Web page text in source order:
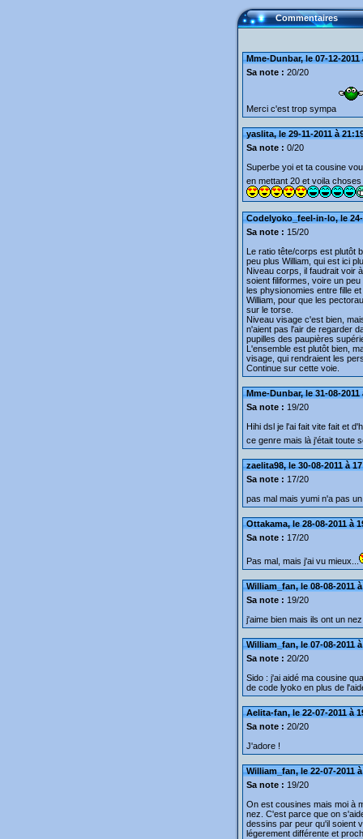
Commentaires
Mme-Dunbar, le 07-12-2011
Sa note : 20/20
Merci c'est trop sympa
yaslita, le 29-11-2011 à
Sa note : 0/20
Superbe yoi et ta cousine
en mettant 20 et voila
Codelyoko_feel-in-lo, le 24-
Sa note : 15/20
Le ratio tête/corps est plutôt
peu plus William, qui est ici
Niveau corps, il faudrait voir
soient filiformes, voire un
les physionomies entre fille
William, pour que les
sur le torse.
Niveau visage c'est bien,
n'aient pas l'air de regarder
pupilles des paupières
L'ensemble est plutôt bien,
visage, qui rendraient les
Continue sur cette voie.
Mme-Dunbar, le 31-08-2011
Sa note : 19/20
Hihi dsl je l'ai fait vite fait et
ce genre mais là j'était toute
zaelita98, le 30-08-2011 à
Sa note : 17/20
pas mal mais yumi n'a pas
Ottakama, le 28-08-2011 à
Sa note : 17/20
Pas mal, mais j'ai vu mieux...
William_fan, le 08-08-2011
Sa note : 19/20
j'aime bien mais ils ont un
William_fan, le 07-08-2011
Sa note : 20/20
Sido : j'ai aidé ma cousine
de code lyoko en plus de
Aelita-fan, le 22-07-2011 à
Sa note : 20/20
J'adore !
William_fan, le 22-07-2011
Sa note : 19/20
On est cousines mais moi à
nez. C'est parce que on
dessins par peur qu'il soient
légerement différente et